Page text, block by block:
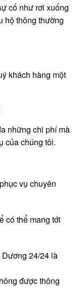
cố như rơi xuống
hộ thông thường
khách hàng một
những chi phí mà
của chúng tôi.
vụ chuyên
có thể mang tới
24/24 là
được thông